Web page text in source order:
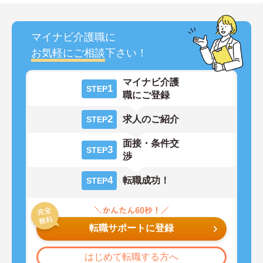
マイナビ介護職に
お気軽にご相談下さい！
STEP1
マイナビ介護
職にご登録
STEP2 求人のご紹介
STEP3
面接・条件交
渉
STEP4 転職成功！
転職サポートに登録
はじめて転職する方へ